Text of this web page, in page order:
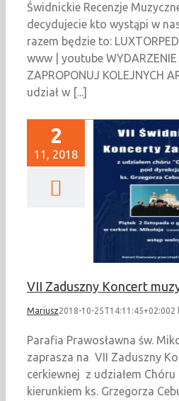
Świdnickie Recenzje
decydujecie kto wystąpi w
razem będzie to:
www | youtube WYDARZENIE
ZAPROPONUJ KOLEJNYCH
udział w [...]
2
11, 2018
Koncert
VII Zaduszny Koncert
Mariusz2018-10-25T14:11:45+02:002
Parafia Prawosławna św.
zaprasza na VII Zaduszny
cerkiewnej z udziałem
kierunkiem ks. Grzegorza